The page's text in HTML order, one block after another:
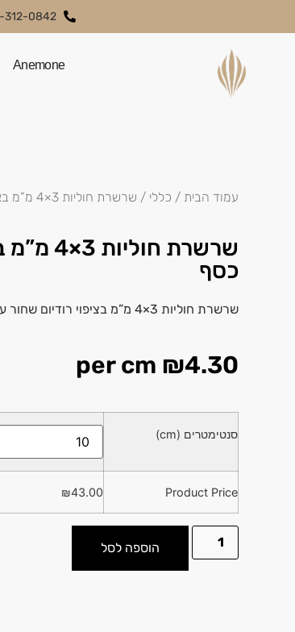
312-0842
Anemone
עמוד הבית / כללי / שרשרת חוליות 3×4 מ”מ בציפוי רודיום שחור על כסף
שרשרת
כסף
שרשרת חוליות 3×4 מ”מ בציפוי רודיום שחור על כסף, מינימום לבחירה 10 ס”מ.
₪4.30
סנטימטרים (cm)
Product Price
₪43.00
הוספה לסל